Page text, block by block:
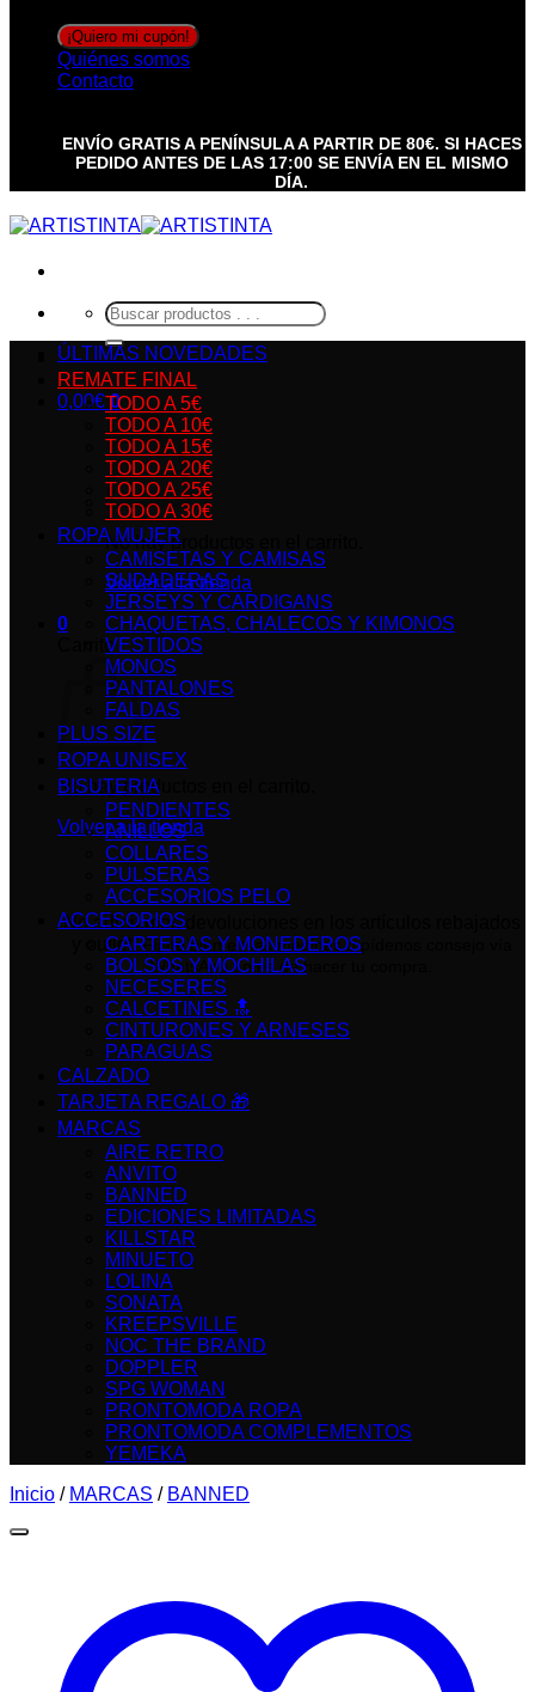
Quiénes somos
Contacto
ENVÍO GRATIS A PENÍNSULA A PARTIR DE 80€. SI HACES
PEDIDO ANTES DE LAS 17:00 SE ENVÍA EN EL MISMO
DÍA.
Buscar
por:
0,00€ 0
No hay productos en el carrito.
Volver a la tienda
0
Carrito
No hay productos en el carrito.
Volver a la tienda
No admitimos devoluciones en los artículos rebajados
y outlet.Fíjate bien en las medidas o pídenos consejo vía
WhatsApp antes de hacer tu compra.
ÚLTIMAS NOVEDADES
REMATE FINAL
TODO A 5€
TODO A 10€
TODO A 15€
TODO A 20€
TODO A 25€
TODO A 30€
ROPA MUJER
CAMISETAS Y CAMISAS
SUDADERAS
JERSEYS Y CARDIGANS
CHAQUETAS, CHALECOS Y KIMONOS
VESTIDOS
MONOS
PANTALONES
FALDAS
PLUS SIZE
ROPA UNISEX
BISUTERIA
PENDIENTES
ANILLOS
COLLARES
PULSERAS
ACCESORIOS PELO
ACCESORIOS
CARTERAS Y MONEDEROS
BOLSOS Y MOCHILAS
NECESERES
CALCETINES 🔝
CINTURONES Y ARNESES
PARAGUAS
CALZADO
TARJETA REGALO 🎁
MARCAS
AIRE RETRO
ANVITO
BANNED
EDICIONES LIMITADAS
KILLSTAR
MINUETO
LOLINA
SONATA
KREEPSVILLE
NOC THE BRAND
DOPPLER
SPG WOMAN
PRONTOMODA ROPA
PRONTOMODA COMPLEMENTOS
YEMEKA
Inicio / MARCAS / BANNED